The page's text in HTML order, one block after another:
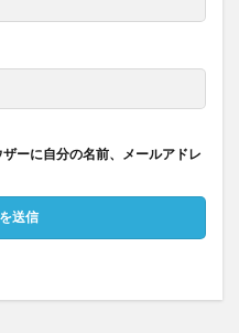
ーに自分の名前、メールアドレ